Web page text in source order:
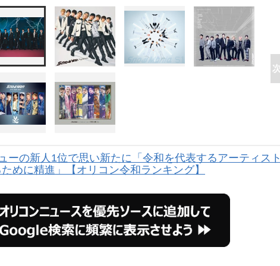
ーの新人1位で思い新たに「令和を代表するアーティスト
めに精進」【オリコン令和ランキング】